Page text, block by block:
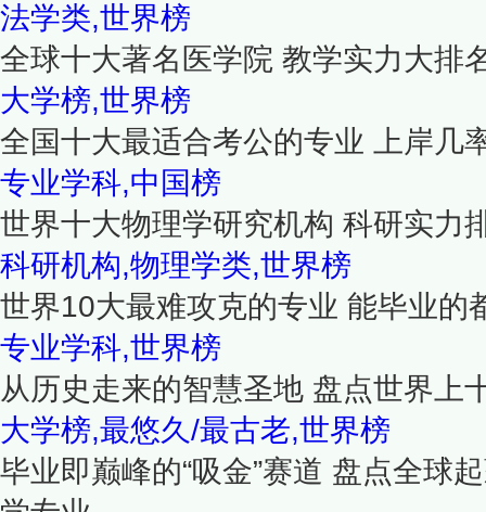
法学类,世界榜
全球十大著名医学院 教学实力大排
大学榜,世界榜
全国十大最适合考公的专业 上岸几
专业学科,中国榜
世界十大物理学研究机构 科研实力
科研机构,物理学类,世界榜
世界10大最难攻克的专业 能毕业的
专业学科,世界榜
从历史走来的智慧圣地 盘点世界上
大学榜,最悠久/最古老,世界榜
毕业即巅峰的“吸金”赛道 盘点全球